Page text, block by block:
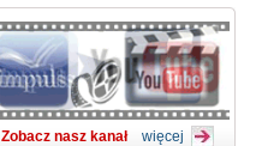
Zobacz nasz kanał więcej